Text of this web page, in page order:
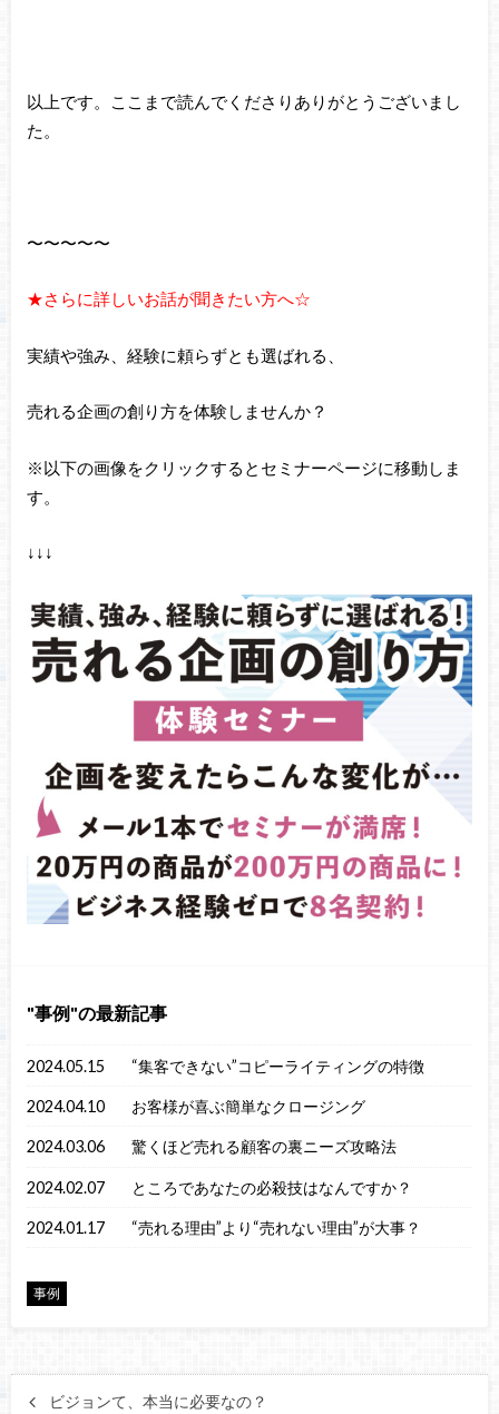
以上です。ここまで読んでくださりありがとうございまし
た。
〜〜〜〜〜
★さらに詳しいお話が聞きたい方へ☆
実績や強み、経験に頼らずとも選ばれる、
売れる企画の創り方を体験しませんか？
※以下の画像をクリックするとセミナーページに移動しま
す。
↓↓↓
事例 の最新記事
2024.05.15 “集客できない”コピーライティングの特徴
2024.04.10 お客様が喜ぶ簡単なクロージング
2024.03.06 驚くほど売れる顧客の裏ニーズ攻略法
2024.02.07 ところであなたの必殺技はなんですか？
2024.01.17 “売れる理由”より“売れない理由”が大事？
事例
ビジョンて、本当に必要なの？